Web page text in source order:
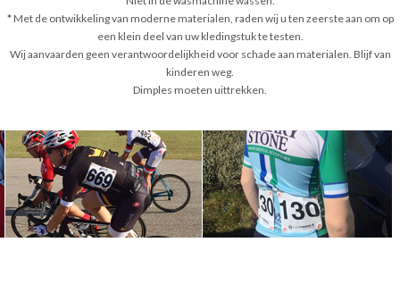
*Met de ontwikkeling van moderne materialen, raden wij u ten zeerste aan om op
een klein deel van uw kledingstuk te testen.
Wij aanvaarden geen verantwoordelijkheid voor schade aan materialen. Blijf van
kinderen weg.
Dimples moeten uittrekken.